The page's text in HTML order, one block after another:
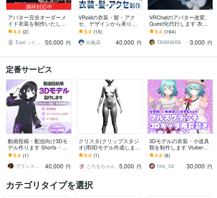
満枠対応中
アバター完全オーダーメ
イド衣装を制作いたしま
す Booth販売衣装クリエイ
ターが依頼者の要望を叶
えます
5.0 (2)
East（イースト）
50,000 円
VRoidの衣装・髪・アク
セ、デザインから承りま
す ニッチ・特殊な物・変
わったものも気兼ねなく
ご相談ください
5.0 (15)
白氣凪
40,000 円
VRChatのアバター改変、
Quest化代行します 衣装
等のModular Avatar対応も
承ります！
5.0 (164)
TANIHARA
3,000 円
定番サービス
動画投稿・配信向け3Dモ
デル作ります Shorts・解
説・VTuber対応
5.0 (1)
ブランスペードリーフ
40,000 円
クリスタ(クリップスタジ
オ)用3Dモデル作成します
クリップスタジオ用の小
道具を3Dで作成いたしま
す。
5.0 (1)
ごろもちゃん
5,000 円
3Dモデルの衣装・小道具
類を制作します Vtuber・V
RC等で使用できる3D衣
装・小道具類の制作
4.8 (9)
hira_3d
30,000 円
カテゴリタイプを選択